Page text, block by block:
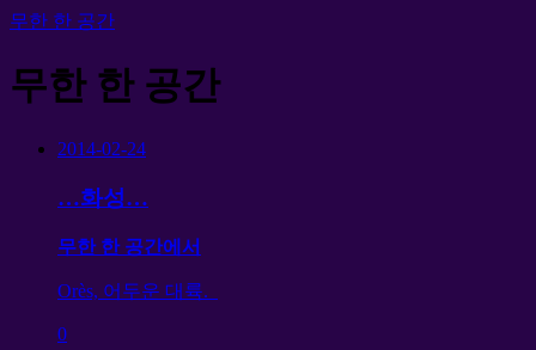
무한 한 공간
무한 한 공간
2014-02-24
…화성…
무한 한 공간에서
Orès, 어두운 대륙.
0